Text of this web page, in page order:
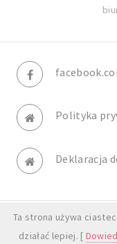
Polityka
Deklaracja
© BWA
Ta strona używa
działać lepiej. [